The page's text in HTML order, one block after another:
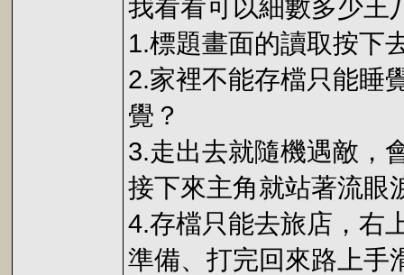
我看看可以細數多少王
1.標題畫面的讀取按下
2.家裡不能存檔只能睡
覺？
3.走出去就隨機遇敵，
接下來主角就站著流眼
4.存檔只能去旅店，右
準備、打完回來路上手